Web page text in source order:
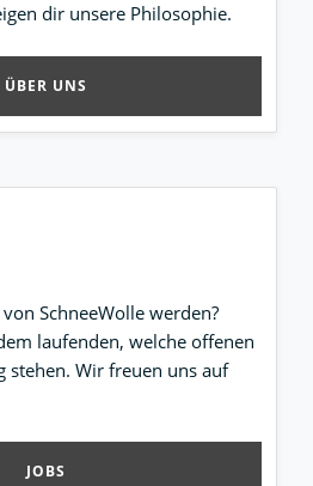
dir unsere Philosophie.
ÜBER UNS
SchneeWolle werden?
laufenden, welche offenen
stehen. Wir freuen uns auf
JOBS